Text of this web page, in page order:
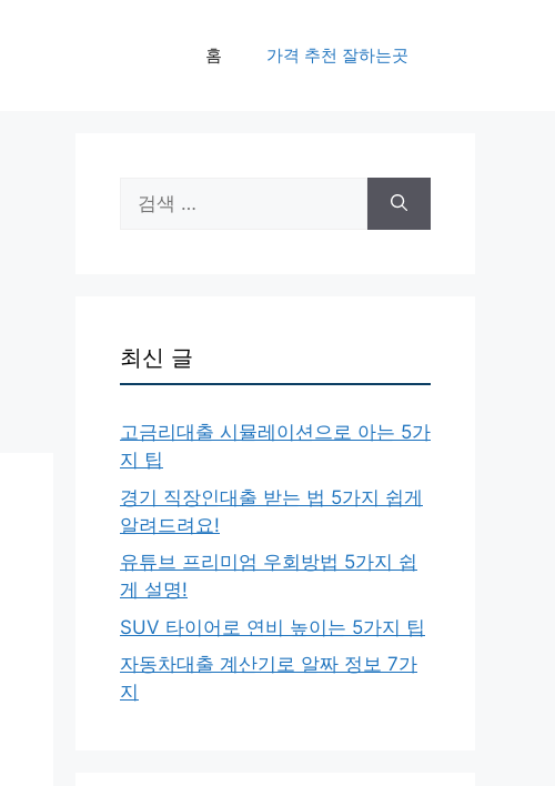
홈 가격 추천 잘하는곳
색:
최신 글
고금리대출 시뮬레이션으로 아는 5가
지 팁
경기 직장인대출 받는 법 5가지 쉽게
알려드려요!
유튜브 프리미엄 우회방법 5가지 쉽
게 설명!
SUV 타이어로 연비 높이는 5가지 팁
자동차대출 계산기로 알짜 정보 7가
지